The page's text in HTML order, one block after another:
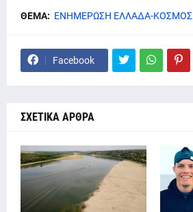
ΘΕΜΑ: ΕΝΗΜΕΡΩΣΗ ΕΛΛΑΔΑ-ΚΟΣΜΟΣ
Facebook
ΣΧΕΤΙΚΑ ΑΡΘΡΑ